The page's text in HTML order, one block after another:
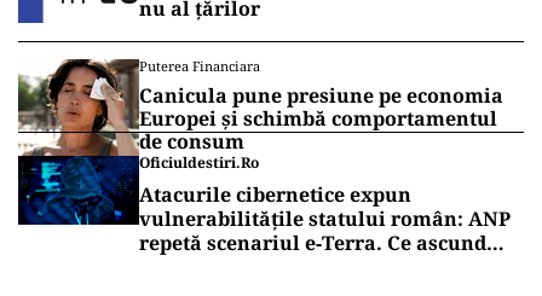
nu al țărilor
Puterea Financiara
Canicula pune presiune pe economia
Europei și schimbă comportamentul
de consum
Oficiuldestiri.ro
Atacurile cibernetice expun
vulnerabilitățile statului român: ANP
repetă scenariul e‑Terra. Ce ascund